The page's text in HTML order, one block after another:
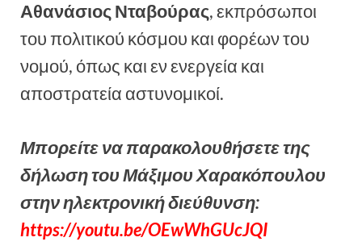
Αθανάσιος Νταβούρας, εκπρόσωποι
του πολιτικού κόσμου και φορέων του
νομού, όπως και εν ενεργεία και
αποστρατεία αστυνομικοί.
Μπορείτε να παρακολουθήσετε της
δήλωση του Μάξιμου Χαρακόπουλου
στην ηλεκτρονική διεύθυνση:
https://youtu.be/OEwWhGUcJQI